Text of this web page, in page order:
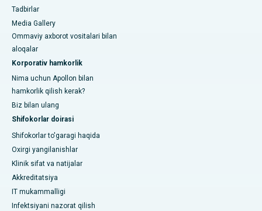
Tadbirlar
Media Gallery
Ommaviy axborot vositalari bilan
aloqalar
Korporativ hamkorlik
Nima uchun Apollon bilan
hamkorlik qilish kerak?
Biz bilan ulang
Shifokorlar doirasi
Shifokorlar to'garagi haqida
Oxirgi yangilanishlar
Klinik sifat va natijalar
Akkreditatsiya
IT mukammalligi
Infektsiyani nazorat qilish